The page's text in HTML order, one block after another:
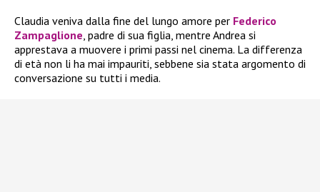
Claudia veniva dalla fine del lungo amore per Federico
Zampaglione , padre di sua figlia, mentre Andrea si
apprestava a muovere i primi passi nel cinema. La differenza
di età non li ha mai impauriti, sebbene sia stata argomento di
conversazione su tutti i media.